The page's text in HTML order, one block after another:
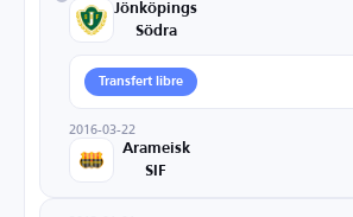
Jönköpings
Södra
Transfert libre
2016-03-22
Arameisk
SIF